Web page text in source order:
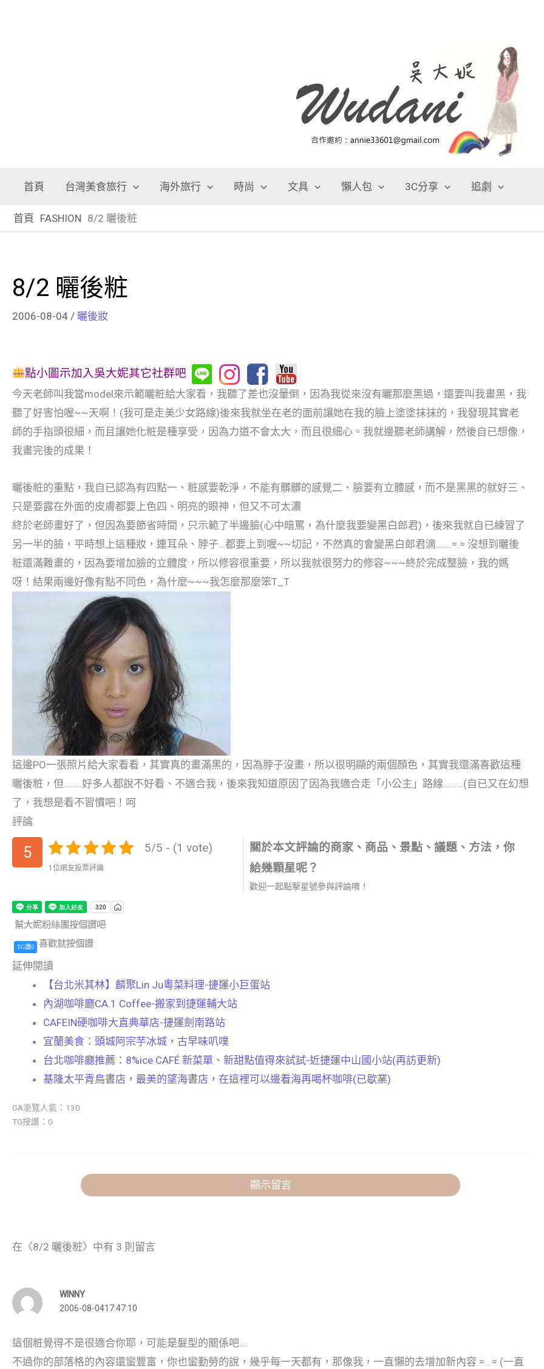
首頁 台灣美食旅行 海外旅行 時尚 文具 懶人包 3C分享 追劇
首頁 FASHION 8/2 曬後粧
8/2 曬後粧
2006-08-04 / 曬後妝
點小圖示加入吳大妮其它社群吧
今天老師叫我當model來示範曬粧給大家看，我聽了差也沒暈倒，因為我從來沒有曬那麼黑過，還要叫我畫黑，我
聽了好害怕喔~~天啊！(我可是走美少女路線)後來我就坐在老的面前讓她在我的臉上塗塗抹抹的，我發現其實老
師的手指頭很細，而且讓她化粧是種享受，因為力道不會太大，而且很細心。我就邊聽老師講解，然後自已想像，
我畫完後的成果！
曬後粧的重點，我自已認為有四點一、粧感要乾淨，不能有髒髒的感覺二、臉要有立體感，而不是黑黑的就好三、
只是要露在外面的皮膚都要上色四、明亮的眼神，但又不可太濃
終於老師畫好了，但因為要節省時間，只示範了半邊臉(心中暗罵，為什麼我要變黑白郎君)，後來我就自已練習了
另一半的臉，平時想上這種妝，連耳朵、脖子…都要上到喔~~切記，不然真的會變黑白郎君滴…….=.= 沒想到曬後
粧還滿難畫的，因為要增加臉的立體度，所以修容很重要，所以我就很努力的修容~~~終於完成整臉，我的媽
呀！結果兩邊好像有點不同色，為什麼~~~我怎麼那麼笨T_T
這邊PO一張照片給大家看看，其實真的畫滿黑的，因為脖子沒畫，所以很明顯的兩個顏色，其實我還滿喜歡這種
曬後粧，但……..好多人都說不好看、不適合我，後來我知道原因了因為我適合走「小公主」路線………(自已又在幻想
了，我想是看不習慣吧！呵
評論
5 5/5 - (1 vote)
1位網友投票評論
關於本文評論的商家、商品、景點、議題、方法，你
給幾顆星呢？
歡迎一起點擊星號參與評論唷！
幫大妮粉絲團按個讚吧
TG讚0 喜歡就按個讚
延伸閱讀
【台北米其林】麟聚Lin Ju粵菜料理-捷運小巨蛋站
內湖咖啡廳CA.1 Coffee-搬家到捷運輔大站
CAFEIN硬咖啡大直典華店-捷運劍南路站
宜蘭美食：頭城阿宗芋冰城，古早味叭噗
台北咖啡廳推薦：8%ice CAFÉ 新菜單、新甜點值得來試試-近捷運中山國小站(再訪更新)
基隆太平青鳥書店，最美的望海書店，在這裡可以邊看海再喝杯咖啡(已歇業)
GA瀏覽人氣：130
TG按讚：0
顯示留言
在〈8/2 曬後粧〉中有 3 則留言
WINNY
2006-08-0417:47:10
這個粧覺得不是很適合你耶，可能是髮型的關係吧….
不過你的部落格的內容還蠻豐富，你也蠻勤勞的說，幾乎每一天都有，那像我，一直懶的去增加新內容 = . = (一直